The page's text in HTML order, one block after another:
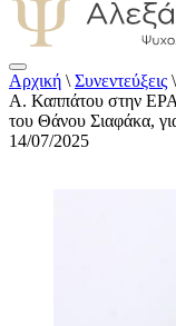
Αλεξάνδρα
Αρχική \ Συνεντεύξεις \
Α. Καππάτου στην
του Θάνου Σιαφάκα,
14/07/2025